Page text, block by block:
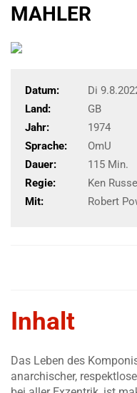
MAHLER
Datum:
Di
Land:
GB
Jahr:
1974
Sprache:
OmU
Dauer:
115 Min.
Regie:
Ken Russell
Mit:
Robert
Inhalt
Das Leben des
anarchischer,